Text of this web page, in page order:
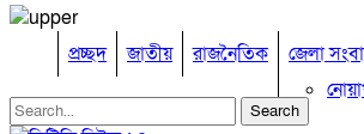
প্রচ্ছদ জাতীয় রাজনৈতিক
জেলা